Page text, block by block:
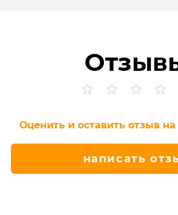
Оценить и оставить отзыв
написать